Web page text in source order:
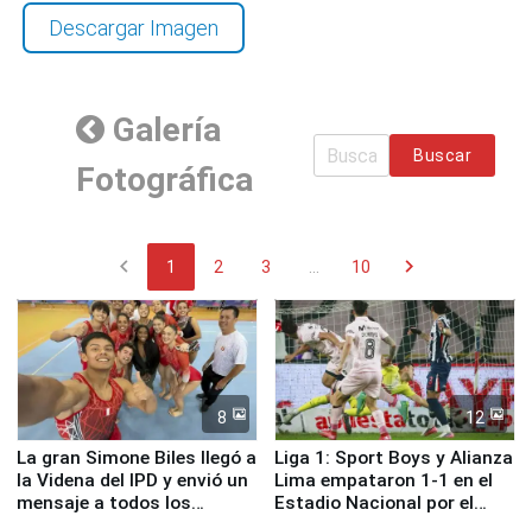
Descargar Imagen
Galería
Fotográfica
Buscar
chevron_left 1 2 3 ... 10 chevron_right
8
La gran Simone Biles llegó a
la Videna del IPD y envió un
mensaje a todos los
12
Liga 1: Sport Boys y Alianza
Lima empataron 1-1 en el
Estadio Nacional por el